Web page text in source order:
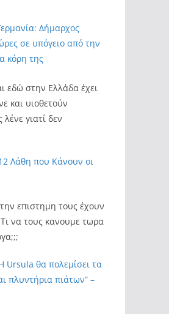
Δήμαρχος
σε υπόγειο από την
κόρη της
εδώ στην Ελλάδα έχει
και υιοθετούν
γιατί δεν
Λάθη που Κάνουν οι
επιστημη τους έχουν
να τους κανουμε τωρα
Ursula θα πολεμίσει τα
πλυντήρια πιάτων” –